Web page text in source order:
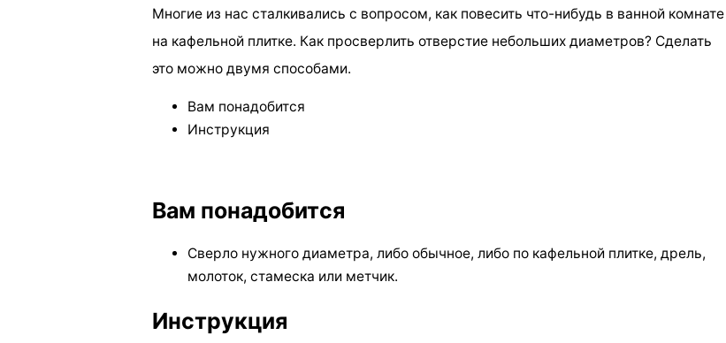
Многие из нас сталкивались с вопросом, как повесить что-нибудь в ванной комнате
на кафельной плитке. Как просверлить отверстие небольших диаметров? Сделать
это можно двумя способами.
Вам понадобится
Инструкция
Вам понадобится
Сверло нужного диаметра, либо обычное, либо по кафельной плитке, дрель,
молоток, стамеска или метчик.
Инструкция